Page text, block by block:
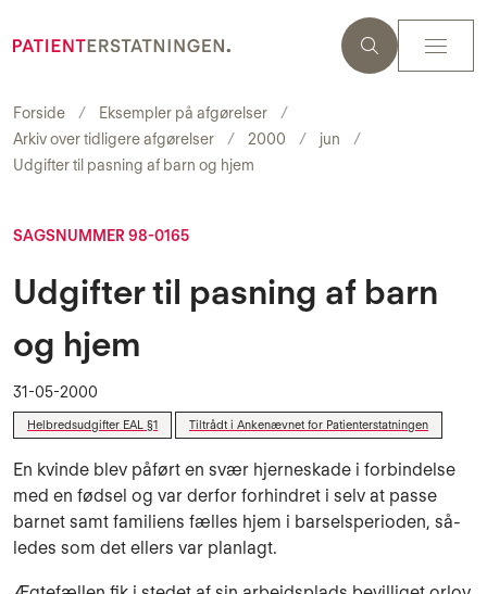
Forside
Eksempler på afgørelser
Arkiv over tidligere afgørelser
2000
jun
Udgifter til pasning af barn og hjem
SAGSNUMMER 98-0165
Udgifter til pasning af barn
og hjem
31-05-2000
Helbredsudgifter EAL §1 Tiltrådt i Ankenævnet for Patienterstatningen
En kvinde blev påført en svær hjerneskade i forbindelse
med en fødsel og var derfor forhindret i selv at passe
barnet samt familiens fælles hjem i barselsperioden, så­
ledes som det ellers var planlagt.